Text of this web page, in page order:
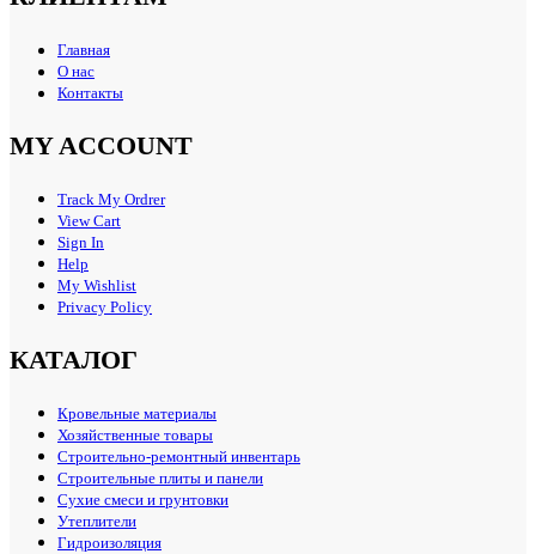
Главная
О нас
Контакты
MY ACCOUNT
Track My Ordrer
View Cart
Sign In
Help
My Wishlist
Privacy Policy
КАТАЛОГ
Кровельные материалы
Хозяйственные товары
Строительно-ремонтный инвентарь
Строительные плиты и панели
Сухие смеси и грунтовки
Утеплители
Гидроизоляция